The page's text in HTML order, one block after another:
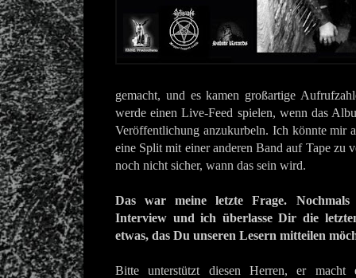
gemacht, und es kamen großartige
werde einen Live-Feed spielen, wenn das
Veröffentlichung anzukurbeln. Ich könnte mir
eine Split mit einer anderen Band auf Tape zu
noch nicht sicher, wann das sein wird.
Das war meine letzte Frage.
Interview und ich überlasse Dir die
etwas, das Du unseren Lesern mitteilen
Bitte unterstützt diesen Herren, er